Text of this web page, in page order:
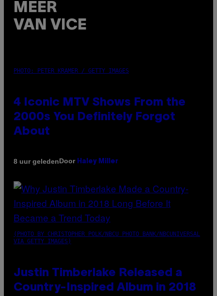
MEER
VAN VICE
PHOTO: PETER KRAMER / GETTY IMAGES
4 Iconic MTV Shows From the
2000s You Definitely Forgot
About
8 uur geledenDoor Haley Miller
(PHOTO BY CHRISTOPHER POLK/NBCU PHOTO BANK/NBCUNIVERSAL
VIA GETTY IMAGES)
Justin Timberlake Released a
Country-Inspired Album in 2018